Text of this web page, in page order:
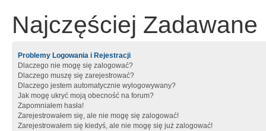
Najczęściej Zadawane
Problemy Logowania i Rejestracji
Dlaczego nie mogę się zalogować?
Dlaczego muszę się zarejestrować?
Dlaczego jestem automatycznie wylogowywany?
Jak mogę ukryć moją obecność na forum?
Zapomniałem hasła!
Zarejestrowałem się, ale nie mogę się zalogować!
Zarejestrowałem się kiedyś, ale nie mogę się już zalogować!